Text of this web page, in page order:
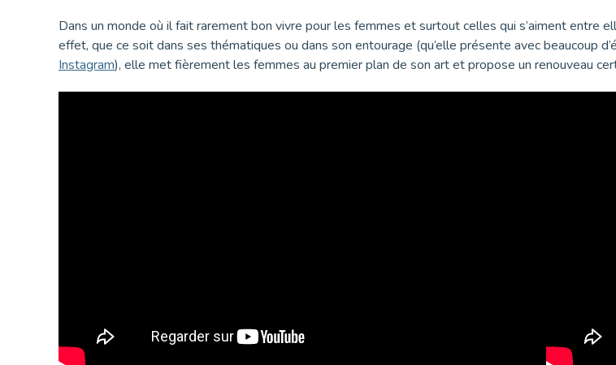
Dans un monde où il fait rarement bon vivre pour les femmes et surtout celles qui s’aiment entre
effet, que ce soit dans ses thématiques ou dans son entourage (qu’elle présente avec beaucoup
Instagram), elle met fièrement les femmes au premier plan de son art et propose un renouveau